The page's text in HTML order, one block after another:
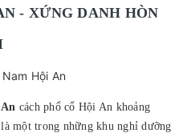
- XỨNG DANH HÒN
cách phổ cổ Hội An khoảng
một trong những khu nghỉ dưỡng